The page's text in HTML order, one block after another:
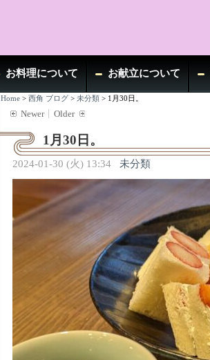
お料理について お献立について
Home> 西角 ブログ> 未分類> 1月30日。
Newer Older
1月30日。
2024-01-30 (火) 13:34 未分類